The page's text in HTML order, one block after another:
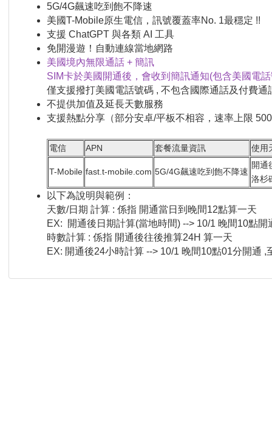
5G/4G飆速吃到飽不降速
美國T-Mobile原生電信，訊號覆蓋率No. 1最穩定 !!
支援 ChatGPT 與各類 AI 工具
免開漫遊！自動連線當地網路
美國境內無限通話 + 簡訊
SIM卡於美國開通後，會收到簡訊通知(包含美國電
僅支援撥打美國電話號碼 , 不包含國際通話及付費通
不提供加值及延長天數服務
支援熱點分享（部分安卓/平板不相容，速率上限
電信 APN 套餐流量資訊 使用
T-Mobile fast.t-mobile.com 5G/4G飆速吃到飽不降速
開通
洛杉
以下為說明與範例：
天數/日期 計算 : 係指 開通當日到晚間12點算一天
EX: 開通後日期計算(當地時間) --> 10/1 晚間10點開
時數計算 : 係指 開通後往後推算24H 算一天
EX: 開通後24小時計算 --> 10/1 晚間10點01分開通 ,